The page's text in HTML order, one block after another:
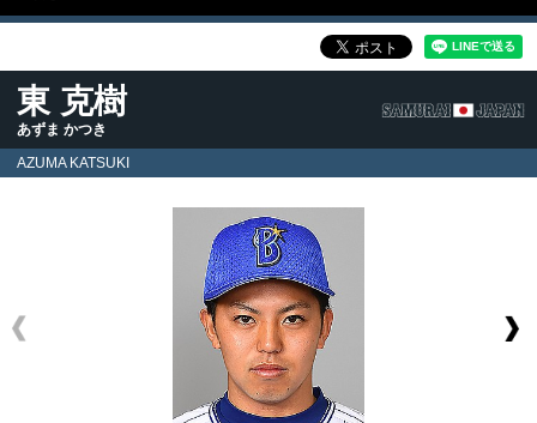
東 克樹
あずま かつき
AZUMA KATSUKI